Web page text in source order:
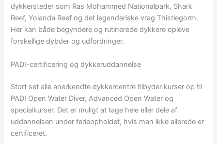
dykkersteder som Ras Mohammed Nationalpark, Shark
Reef, Yolanda Reef og det legendariske vrag Thistlegorm.
Her kan både begyndere og rutinerede dykkere opleve
forskellige dybder og udfordringer.
PADI-certificering og dykkeruddannelse
Stort set alle anerkendte dykkercentre tilbyder kurser op til
PADI Open Water Diver, Advanced Open Water og
specialkurser. Det er muligt at tage hele eller dele af
uddannelsen under ferieopholdet, hvis man ikke allerede er
certificeret.